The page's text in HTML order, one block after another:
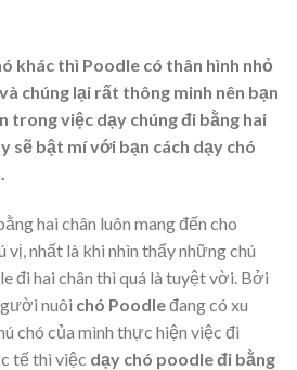
khác thì Poodle có thân hình nhỏ
chúng lại rất thông minh nên bạn
trong việc dạy chúng đi bằng hai
sẽ bật mí với bạn cách dạy chó
hai chân luôn mang đến cho
nhất là khi nhìn thấy những chú
đi hai chân thì quá là tuyệt vời. Bởi
nuôi chó Poodleđang có xu
chó của mình thực hiện việc đi
tế thì việc dạy chó poodle đi bằng